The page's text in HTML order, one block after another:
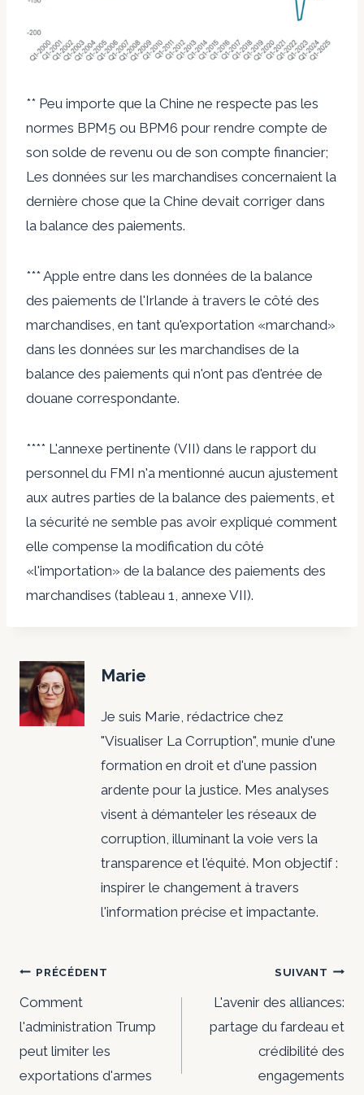
** Peu importe que la Chine ne respecte pas les
normes BPM5 ou BPM6 pour rendre compte de
son solde de revenu ou de son compte financier;
Les données sur les marchandises concernaient la
dernière chose que la Chine devait corriger dans
la balance des paiements.
*** Apple entre dans les données de la balance
des paiements de l'Irlande à travers le côté des
marchandises, en tant qu'exportation «marchand»
dans les données sur les marchandises de la
balance des paiements qui n'ont pas d'entrée de
douane correspondante.
**** L'annexe pertinente (VII) dans le rapport du
personnel du FMI n'a mentionné aucun ajustement
aux autres parties de la balance des paiements, et
la sécurité ne semble pas avoir expliqué comment
elle compense la modification du côté
«l'importation» de la balance des paiements des
marchandises (tableau 1, annexe VII).
Marie
Je suis Marie, rédactrice chez
"Visualiser La Corruption", munie d'une
formation en droit et d'une passion
ardente pour la justice. Mes analyses
visent à démanteler les réseaux de
corruption, illuminant la voie vers la
transparence et l'équité. Mon objectif :
inspirer le changement à travers
l'information précise et impactante.
Navigation
de
l’article
PRÉCÉDENT
Comment
l'administration Trump
peut limiter les
exportations d'armes
SUIVANT
L'avenir des alliances:
partage du fardeau et
crédibilité des
engagements